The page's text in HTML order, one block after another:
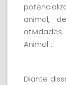
animal,
Animal".
Diante